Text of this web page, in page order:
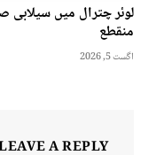
لوئر چترال میں سیلابی
منقطع
اگست 5, 2026
A REPLY